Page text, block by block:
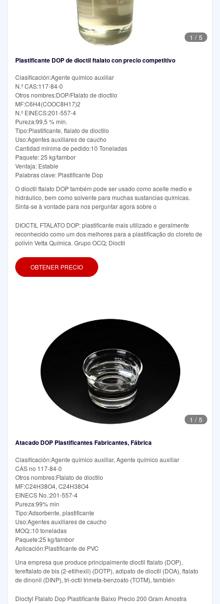
1 / 5
Plastificante DOP de dioctil ftalato con precio competitivo
Clasificación:Agente químico auxiliar
N.º CAS:117-84-0
Otros nombres:DOP/Ftalato de dioctilo
MF:C6H4(COOC8H17)2
N.º EINECS:201-557-4
Pureza:99,5 % mín.
Tipo:Plastificante, ftalato de dioctilo
Uso:Agentes auxiliares de caucho
Cantidad mínima de pedido:10 Toneladas
Paquete: 25 kg/tambor
Ventaja: Estable
Palabras clave: Plastificante Dop
O dioctil ftalato DOP também pode ser usado como aceite medio e
hidráulico, bem como solvente para muchas sustancias químicas.
Sinta-se à vontade para nos perguntar agora sobre o
DIOCTIL FTALATO DOP: plastificante mais utilizado e geralmente
reconhecido como um dos melhores para a plastificação do cloreto de
polivin Vetta Química. Grupo OCQ; Dioctil
OBTENER PRECIO
1 / 5
Atacado DOP Plastificantes Fabricantes, Fábrica
Clasificación:Agente químico auxiliar, Agente químico auxiliar
CAS no 117-84-0
Otros nombres:Ftalato de dioctilo
MF:C24H38O4, C24H38O4
EINECS No.:201-557-4
Pureza:99% min
Tipo:Adsorbente, plastificante
Uso:Agentes auxiliares de caucho
MOQ::10 toneladas
Paquete:25 kg/tambor
Aplicación:Plastificante de PVC
Una empresa que produce principalmente dioctil ftalato (DOP),
tereftalato de bis (2-etilhexil) (DOTP), adipato de dioctil (DOA), ftalato
de dinonil (DINP), tri-octil trimeta-benzoato (TOTM), también
Dioctyl Ftalato Dop Plastificante Baixo Precio 200 Gram Amostra